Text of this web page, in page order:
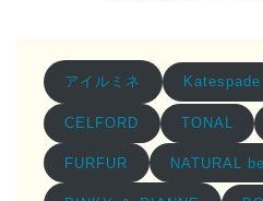
アイルミネ Katespade
CELFORD TONAL
FURFUR NATURAL